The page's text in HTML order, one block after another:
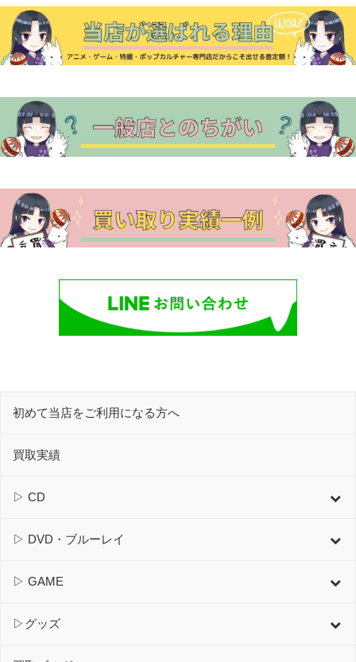
シ
ョ
ン
初めて当店をご利用になる方へ
買取実績
▷ CD
▷ DVD・ブルーレイ
▷ GAME
▷グッズ